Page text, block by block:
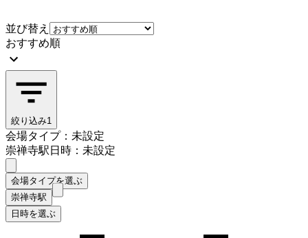
並び替え
おすすめ順
絞り込み1
会場タイプ：未設定
崇禅寺駅日時：未設定
会場タイプを選ぶ
崇禅寺駅
日時を選ぶ